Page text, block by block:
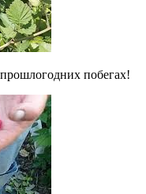
побегах!